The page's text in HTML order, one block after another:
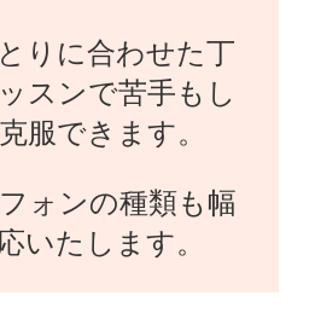
りに合わせた丁
スンで苦手もし
服できます。
ォンの種類も幅
いたします。